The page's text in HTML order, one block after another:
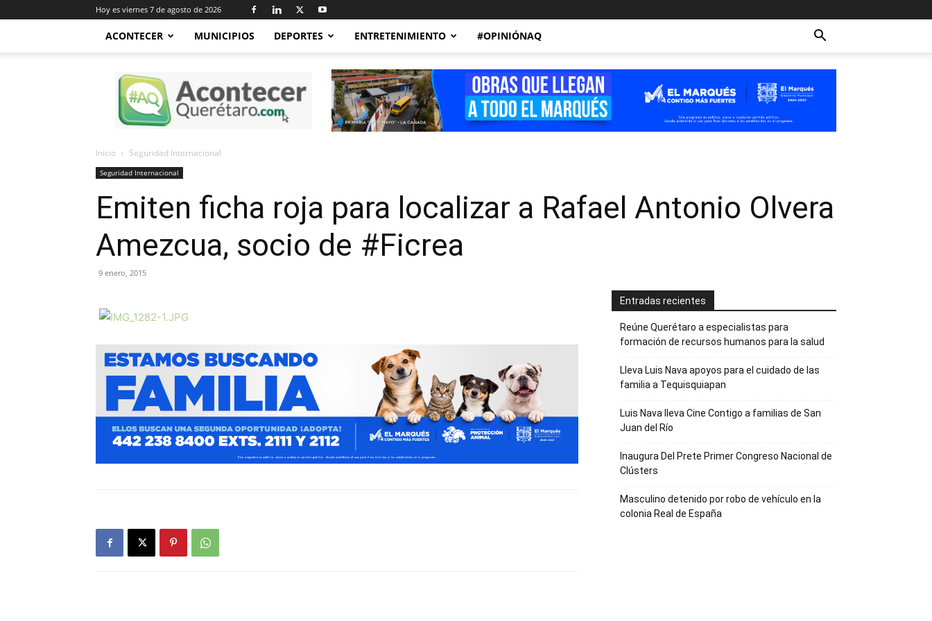
Hoy es viernes 7 de agosto de 2026
ACONTECER MUNICIPIOS DEPORTES ENTRETENIMIENTO #OPINIÓNAQ
Acontecer
Querétaro
Inicio Seguridad Internacional
Seguridad Internacional
Emiten ficha roja para localizar a Rafael Antonio Olvera
Amezcua, socio de #Ficrea
9 enero, 2015
Entradas recientes
Reúne Querétaro a especialistas para
formación de recursos humanos para la salud
Lleva Luis Nava apoyos para el cuidado de las
familia a Tequisquiapan
Luis Nava lleva Cine Contigo a familias de San
Juan del Río
Inaugura Del Prete Primer Congreso Nacional de
Clústers
Masculino detenido por robo de vehículo en la
colonia Real de España